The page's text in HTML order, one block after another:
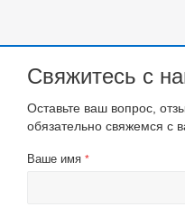
Свяжитесь с
Оставьте ваш вопрос,
обязательно свяжемся с
Ваше имя *